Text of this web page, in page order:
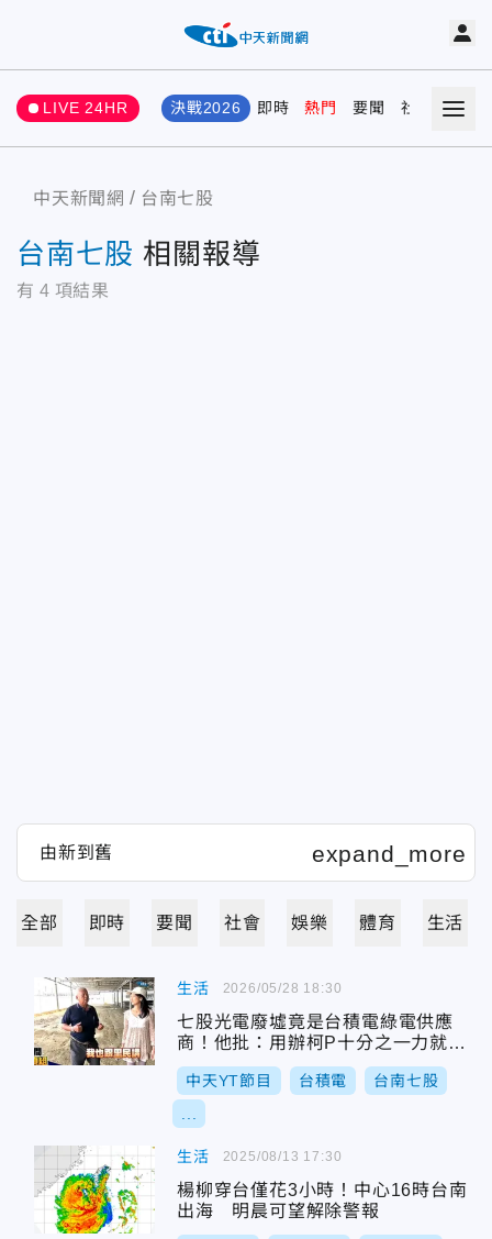
LIVE 24HR 決戰2026 即時 熱門 要聞 社會 娛樂
中天新聞網 台南七股
台南七股 相關報導
有 4 項結果
全部 即時 要聞 社會 娛樂 體育 生活
生活
七股光電廢墟竟是台積電綠電供應
商！他批：用辦柯P十分之一力就能
辦好
中天YT節目 台積電 台南七股
2026/05/28 18:30
生活
楊柳穿台僅花3小時！中心16時台南
出海 明晨可望解除警報
2025/08/13 17:30